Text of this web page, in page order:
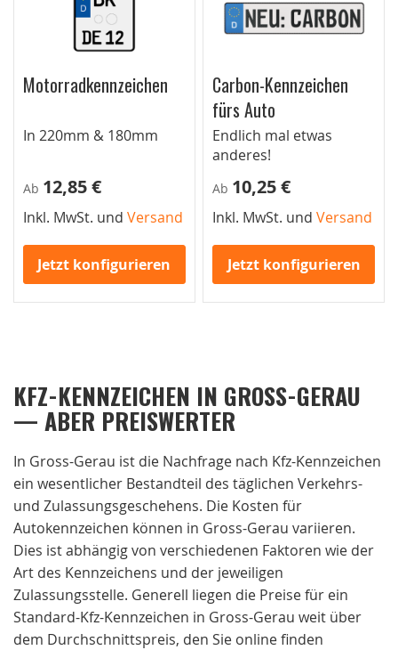
Motorradkennzeichen
In 220mm & 180mm
Ab 12,85 €
Inkl. MwSt. und Versand
Jetzt konfigurieren
Carbon-Kennzeichen
fürs Auto
Endlich mal etwas
anderes!
Ab 10,25 €
Inkl. MwSt. undVersand
Jetzt konfigurieren
KFZ-KENNZEICHEN IN GROSS-GERAU
— ABER PREISWERTER
In Gross-Gerau ist die Nachfrage nach Kfz-Kennzeichen
ein wesentlicher Bestandteil des täglichen Verkehrs-
und Zulassungsgeschehens. Die Kosten für
Autokennzeichen können in Gross-Gerau variieren.
Dies ist abhängig von verschiedenen Faktoren wie der
Art des Kennzeichens und der jeweiligen
Zulassungsstelle. Generell liegen die Preise für ein
Standard-Kfz-Kennzeichen in Gross-Gerau weit über
dem Durchschnittspreis, den Sie online finden